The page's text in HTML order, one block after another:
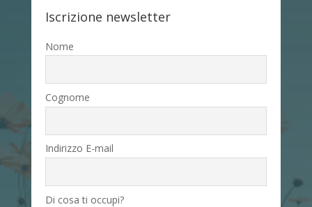
Iscrizione newsletter
Nome
Cognome
Indirizzo E-mail
Di cosa ti occupi?